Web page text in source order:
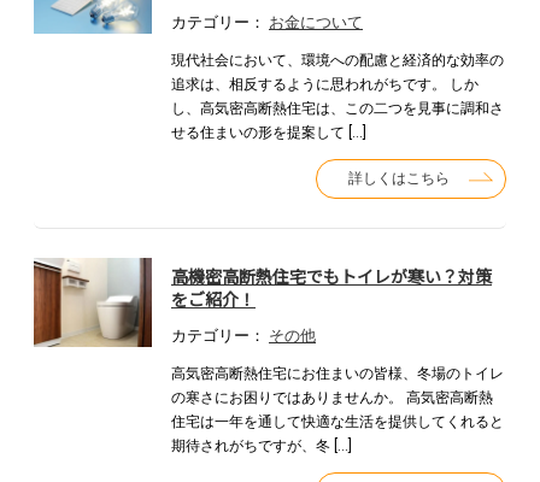
カテゴリー： お金について
現代社会において、環境への配慮と経済的な効率の
追求は、相反するように思われがちです。 しか
し、高気密高断熱住宅は、この二つを見事に調和さ
せる住まいの形を提案して […]
詳しくはこちら
高機密高断熱住宅でもトイレが寒い？対策
をご紹介！
カテゴリー： その他
高気密高断熱住宅にお住まいの皆様、冬場のトイレ
の寒さにお困りではありませんか。 高気密高断熱
住宅は一年を通して快適な生活を提供してくれると
期待されがちですが、冬 […]